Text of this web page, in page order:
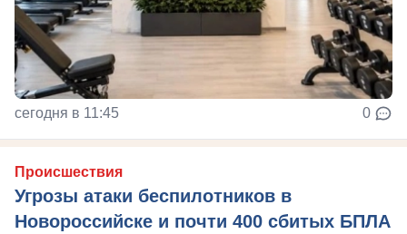
сегодня в 11:45 0
Происшествия
Угрозы атаки беспилотников в
Новороссийске и почти 400 сбитых БПЛА